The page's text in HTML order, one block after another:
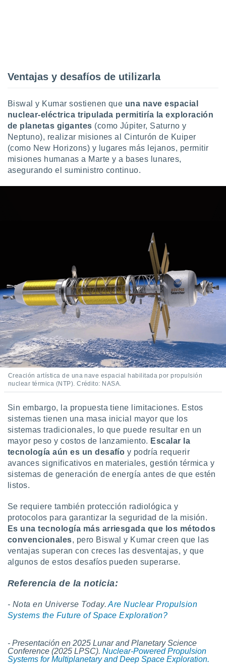
Ventajas y desafíos de utilizarla
Biswal y Kumar sostienen que una nave espacial
nuclear-eléctrica tripulada permitiría la exploración
de planetas gigantes (como Júpiter, Saturno y
Neptuno), realizar misiones al Cinturón de Kuiper
(como New Horizons) y lugares más lejanos, permitir
misiones humanas a Marte y a bases lunares,
asegurando el suministro continuo.
Creación artística de una nave espacial habilitada por propulsión
nuclear térmica (NTP). Crédito: NASA.
Sin embargo, la propuesta tiene limitaciones. Estos
sistemas tienen una masa inicial mayor que los
sistemas tradicionales, lo que puede resultar en un
mayor peso y costos de lanzamiento. Escalar la
tecnología aún es un desafío y podría requerir
avances significativos en materiales, gestión térmica y
sistemas de generación de energía antes de que estén
listos.
Se requiere también protección radiológica y
protocolos para garantizar la seguridad de la misión.
Es una tecnología más arriesgada que los métodos
convencionales, pero Biswal y Kumar creen que las
ventajas superan con creces las desventajas, y que
algunos de estos desafíos pueden superarse.
Referencia de la noticia:
- Nota en Universe Today.Are Nuclear Propulsion
Systems the Future of Space Exploration?
- Presentación en 2025 Lunar and Planetary Science
Conference (2025 LPSC). Nuclear-Powered Propulsion
Systems for Multiplanetary and Deep Space Exploration.